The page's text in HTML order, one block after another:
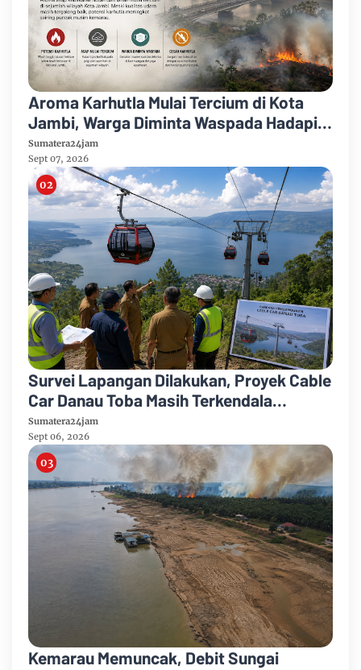
Aroma Karhutla Mulai Tercium di Kota
Jambi, Warga Diminta Waspada Hadapi
Puncak Kemarau
Sumatera24jam
Sept 07, 2026
Survei Lapangan Dilakukan, Proyek Cable
Car Danau Toba Masih Terkendala
Pembebasan BPHTB di Sebagian Lahan
Sumatera24jam
Sept 06, 2026
Kemarau Memuncak, Debit Sungai